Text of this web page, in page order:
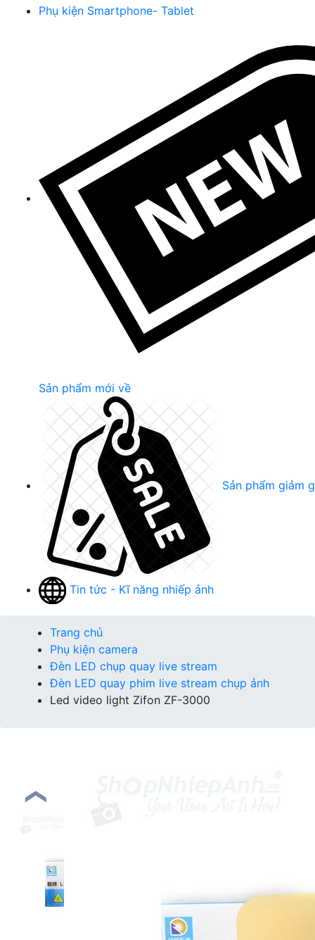
Phụ kiện Smartphone- Tablet
Sản phẩm mới về
Sản phẩm giảm
Tin tức - Kĩ năng nhiếp ảnh
Trang chủ
Phụ kiện camera
Đèn LED chụp quay live stream
Đèn LED quay phim live stream chụp ảnh
Led video light Zifon ZF-3000
❮